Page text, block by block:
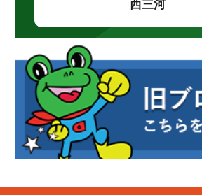
西三河